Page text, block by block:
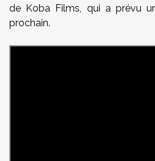
de Koba Films, qui a prévu
prochain.